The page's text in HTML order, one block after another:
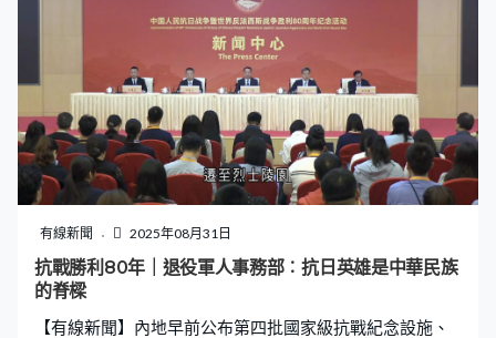
各區多個抗戰遺址進行修繕保護工作，設立紀念碑和資訊
牌，令市民更了解先輩艱苦奮鬥的歷程及無私奉獻。
有線新聞 2025年08月31日
抗戰勝利80年｜退役軍人事務部︰抗日英雄是中華民族
的脊樑
【有線新聞】內地早前公布第四批國家級抗戰紀念設施、